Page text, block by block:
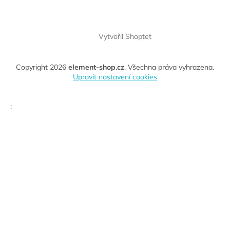
Vytvořil Shoptet
Copyright 2026 element-shop.cz. Všechna práva vyhrazena.
Upravit nastavení cookies
;